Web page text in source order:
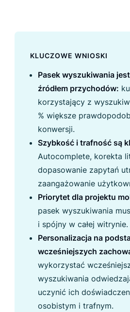
KLUCZOWE WNIOSKI
Pasek wyszukiwania
źródłem przychodów:
korzystający z
% większe
konwersji.
Szybkość i trafność są
Autocomplete, korekta
dopasowanie zapytań
zaangażowanie
Priorytet dla projektu
pasek wyszukiwania
i spójny w całej witrynie.
Personalizacja na
wcześniejszych
wykorzystać
wyszukiwania
uczynić ich
osobistym i trafnym.